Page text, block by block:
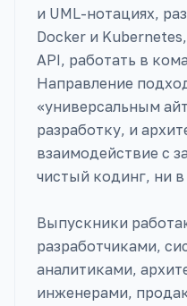
и UML-нотациях,
Docker и
API, работать в
Направление
«универсальным
разработку, и
взаимодействие с
чистый кодинг, ни
Выпускники
разработчиками,
аналитиками,
инженерами,